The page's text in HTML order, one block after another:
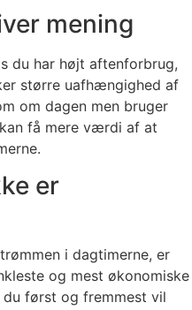
mening
du har højt aftenforbrug,
større uafhængighed af
om dagen men bruger
få mere værdi af at
er
i dagtimerne, er
og mest økonomiske
først og fremmest vil